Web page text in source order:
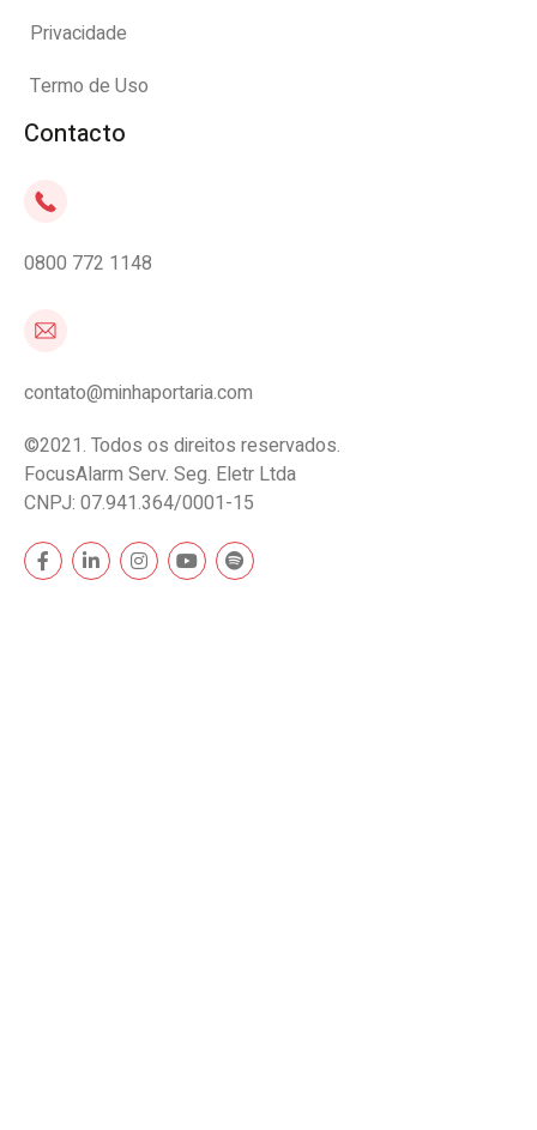
Privacidade
Termo de Uso
Contacto
0800 772 1148
contato@minhaportaria.com
©2021. Todos os direitos reservados.
FocusAlarm Serv. Seg. Eletr Ltda
CNPJ: 07.941.364/0001-15